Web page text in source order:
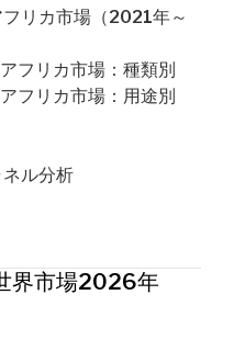
リカ市場（2021年～
フリカ市場：種類別
フリカ市場：用途別
ル分析
界市場2026年